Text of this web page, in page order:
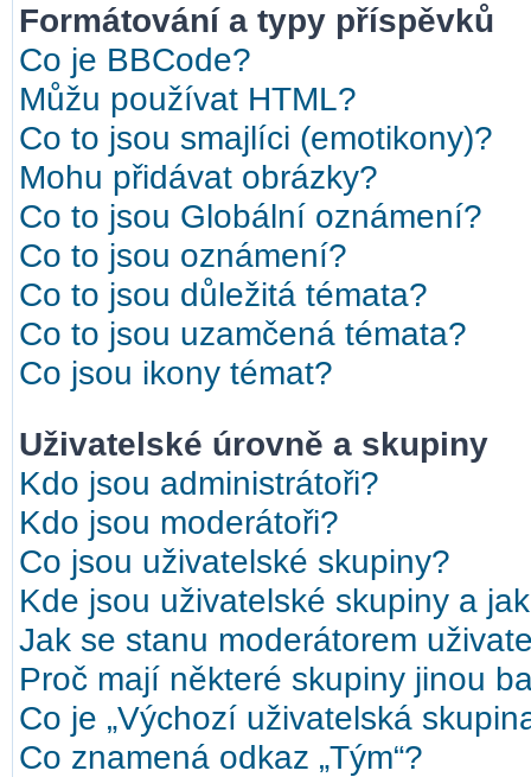
Formátování a typy příspěvků
Co je BBCode?
Můžu používat HTML?
Co to jsou smajlíci (emotikony)?
Mohu přidávat obrázky?
Co to jsou Globální oznámení?
Co to jsou oznámení?
Co to jsou důležitá témata?
Co to jsou uzamčená témata?
Co jsou ikony témat?
Uživatelské úrovně a skupiny
Kdo jsou administrátoři?
Kdo jsou moderátoři?
Co jsou uživatelské skupiny?
Kde jsou uživatelské skupiny a
Jak se stanu moderátorem
Proč mají některé skupiny jinou
Co je „Výchozí uživatelská
Co znamená odkaz „Tým“?